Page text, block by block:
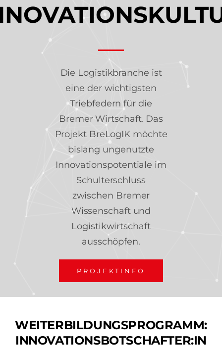
Innovationsprojekte
Weiterbildung
Botschafter:innen
Kontakt
Die Logistikbranche ist
eine der wichtigsten
Triebfedern für die
Bremer Wirtschaft. Das
Projekt BreLogIK möchte
bislang ungenutzte
Innovationspotentiale im
Schulterschluss
zwischen Bremer
Wissenschaft und
Logistikwirtschaft
ausschöpfen.
PROJEKTINFO
WEITERBILDUNGSPROGRAMM:
INNOVATIONSBOTSCHAFTER:IN